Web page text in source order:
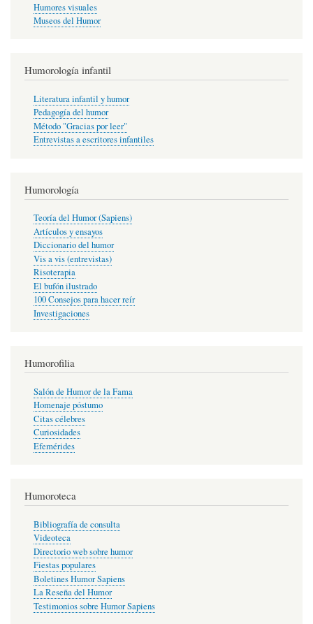
Humores visuales
Museos del Humor
Humorología infantil
Literatura infantil y humor
Pedagogía del humor
Método "Gracias por leer"
Entrevistas a escritores infantiles
Humorología
Teoría del Humor (Sapiens)
Artículos y ensayos
Diccionario del humor
Vis a vis (entrevistas)
Risoterapia
El bufón ilustrado
100 Consejos para hacer reír
Investigaciones
Humorofilia
Salón de Humor de la Fama
Homenaje póstumo
Citas célebres
Curiosidades
Efemérides
Humoroteca
Bibliografía de consulta
Videoteca
Directorio web sobre humor
Fiestas populares
Boletines Humor Sapiens
La Reseña del Humor
Testimonios sobre Humor Sapiens